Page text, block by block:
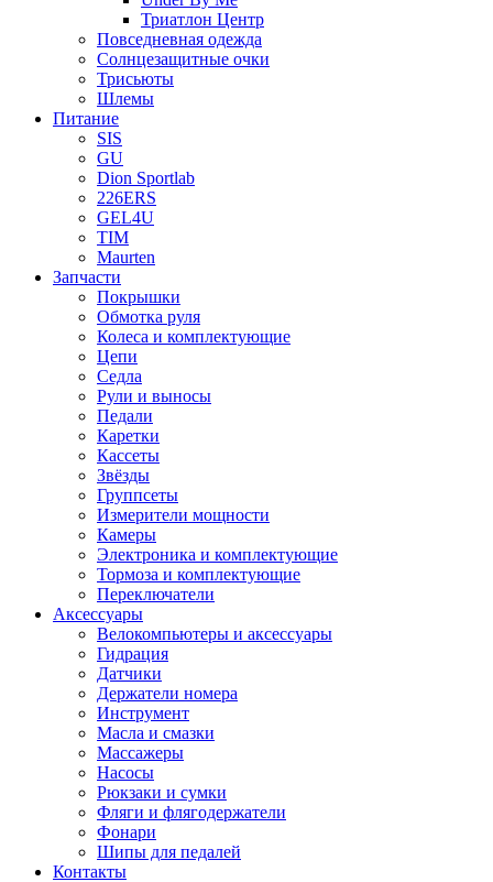
Триатлон Центр
Повседневная одежда
Солнцезащитные очки
Трисьюты
Шлемы
Питание
SIS
GU
Dion Sportlab
226ERS
GEL4U
TIM
Maurten
Запчасти
Покрышки
Обмотка руля
Колеса и комплектующие
Цепи
Седла
Рули и выносы
Педали
Каретки
Кассеты
Звёзды
Группсеты
Измерители мощности
Камеры
Электроника и комплектующие
Тормоза и комплектующие
Переключатели
Аксессуары
Велокомпьютеры и аксессуары
Гидрация
Датчики
Держатели номера
Инструмент
Масла и смазки
Массажеры
Насосы
Рюкзаки и сумки
Фляги и флягодержатели
Фонари
Шипы для педалей
Контакты